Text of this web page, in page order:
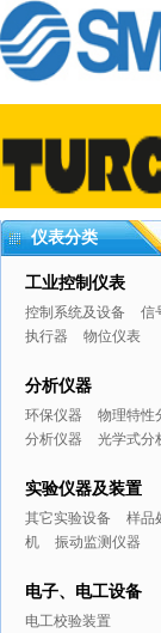
仪表分类
工业控制仪表
控制系统及设备 信
执行器
物位仪表
分析仪器
环保仪器 物理特性
分析仪器
光学式分
实验仪器及装置
其它实验设备 样品
机
振动监测仪器
电子、电工设备
电工校验装置